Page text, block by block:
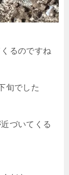
るのですね
旬でした
づいてくる